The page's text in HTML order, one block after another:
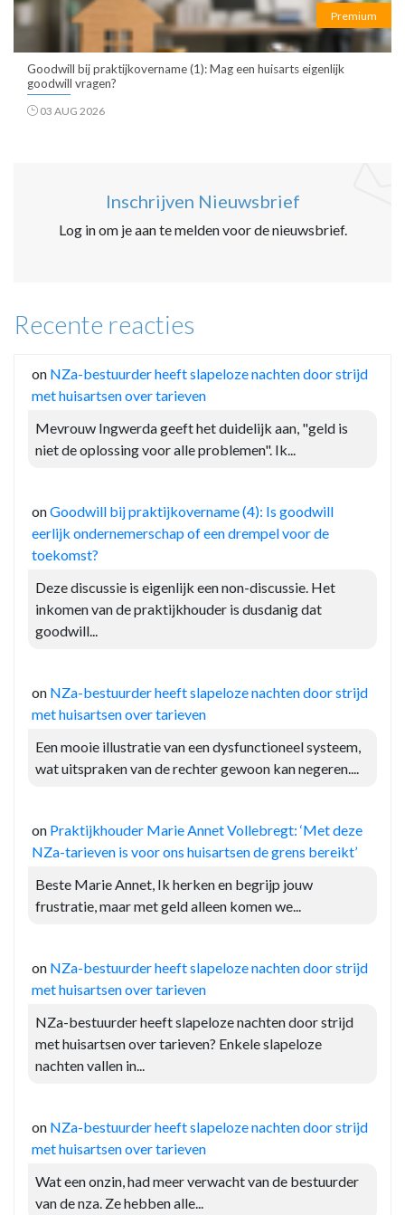
Premium
Goodwill bij praktijkovername (1): Mag een huisarts eigenlijk
goodwill vragen?
03 AUG 2026
Inschrijven Nieuwsbrief
Log in om je aan te melden voor de nieuwsbrief.
Recente reacties
on NZa-bestuurder heeft slapeloze nachten door strijd
met huisartsen over tarieven
Mevrouw Ingwerda geeft het duidelijk aan, "geld is
niet de oplossing voor alle problemen". Ik...
onGoodwill bij praktijkovername (4): Is goodwill
eerlijk ondernemerschap of een drempel voor de
toekomst?
Deze discussie is eigenlijk een non-discussie. Het
inkomen van de praktijkhouder is dusdanig dat
goodwill...
on NZa-bestuurder heeft slapeloze nachten door strijd
met huisartsen over tarieven
Een mooie illustratie van een dysfunctioneel systeem,
wat uitspraken van de rechter gewoon kan negeren....
on Praktijkhouder Marie Annet Vollebregt: ‘Met deze
NZa-tarieven is voor ons huisartsen de grens bereikt’
Beste Marie Annet, Ik herken en begrijp jouw
frustratie, maar met geld alleen komen we...
on NZa-bestuurder heeft slapeloze nachten door strijd
met huisartsen over tarieven
NZa-bestuurder heeft slapeloze nachten door strijd
met huisartsen over tarieven? Enkele slapeloze
nachten vallen in...
on NZa-bestuurder heeft slapeloze nachten door strijd
met huisartsen over tarieven
Wat een onzin, had meer verwacht van de bestuurder
van de nza. Ze hebben alle...